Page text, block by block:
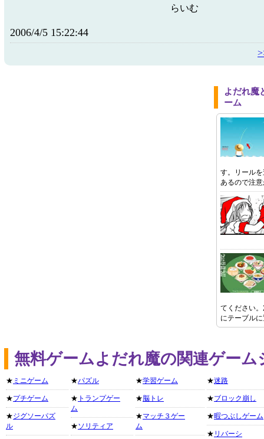
らいむ
2006/4/5 15:22:44
よだれ魔
ーム
す。リール
あるので注
てください
にテーブル
無料ゲームよだれ魔の関連ゲーム
★ ミニゲーム
★プチゲーム
★ジグソーパズ
ル
★パズル
★ トランプゲー
ム
★ソリティア
★学習ゲーム
★脳トレ
★マッチ３ゲー
ム
★迷路
★ブロック崩し
★暇つぶしゲーム
★ リバーシ